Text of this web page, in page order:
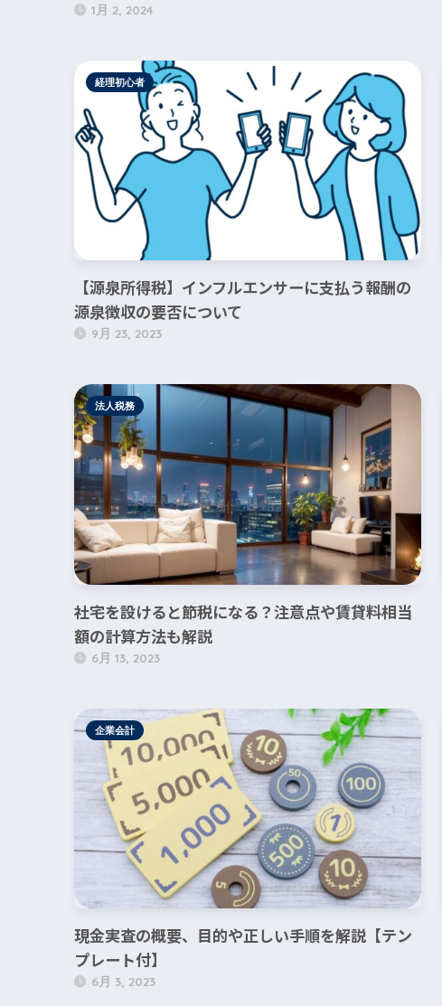
1月 2, 2024
【源泉所得税】インフルエンサーに支払う報酬の
源泉徴収の要否について
9月 23, 2023
経理初心者
社宅を設けると節税になる？注意点や賃貸料相当
額の計算方法も解説
6月 13, 2023
法人税務
現金実査の概要、目的や正しい手順を解説【テン
プレート付】
6月 3, 2023
企業会計